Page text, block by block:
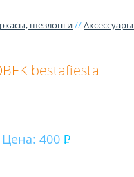
шезлонги//
bestafiesta
400